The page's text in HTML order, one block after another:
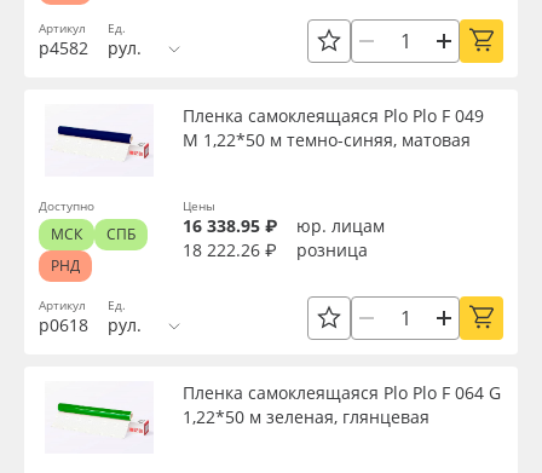
Артикул
р4582
Ед.
рул.
Артикул
р0618
Пленка самоклеящаяся Plo Plo F 049
M 1,22*50 м темно-синяя, матовая
Ед.
рул.
Цены
16 338.95 ₽
юр. лицам
18 222.26 ₽
розница
Доступно
МСК
СПБ
РНД
Пленка самоклеящаяся Plo Plo F 064 G
1,22*50 м зеленая, глянцевая